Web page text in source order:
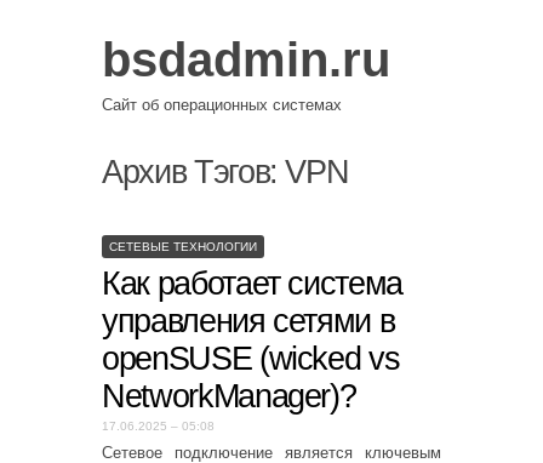
bsdadmin.ru
Сайт об операционных системах
Архив Тэгов:VPN
СЕТЕВЫЕ ТЕХНОЛОГИИ
Как работает система
управления сетями в
openSUSE (wicked vs
NetworkManager)?
17.06.2025 – 05:08
Сетевое подключение является ключевым